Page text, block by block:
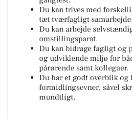
Du kan trives med
tæt tværfagligt samarbejde.
Du kan arbejde
omstillingsparat.
Du kan bidrage fagligt og
og udviklende miljø for
pårørende samt kollegaer.
Du har et godt overblik og
formidlingsevner, såvel
mundtligt.